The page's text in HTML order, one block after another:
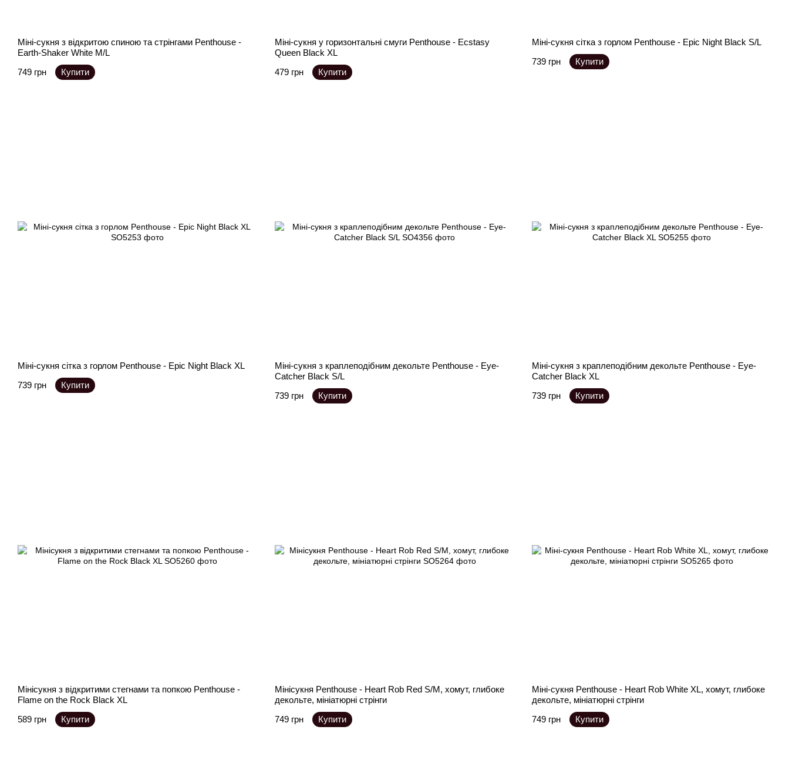
Міні-сукня з відкритою спиною та стрінгами Penthouse -
Earth-Shaker White M/L
749 грн
Купити
Міні-сукня у горизонтальні смуги Penthouse - Ecstasy
Queen Black XL
479 грн
Купити
Міні-сукня сітка з горлом Penthouse - Epic Night Black S/L
739 грн
Купити
Міні-сукня сітка з горлом Penthouse - Epic Night Black XL
739 грн
Купити
Міні-сукня з краплеподібним декольте Penthouse - Eye-
Catcher Black S/L
739 грн
Купити
Міні-сукня з краплеподібним декольте Penthouse - Eye-
Catcher Black XL
739 грн
Купити
Мінісукня з відкритими стегнами та попкою Penthouse -
Flame on the Rock Black XL
589 грн
Купити
Мінісукня Penthouse - Heart Rob Red S/M, хомут, глибоке
декольте, мініатюрні стрінги
749 грн
Купити
Міні-сукня Penthouse - Heart Rob White XL, хомут, глибоке
декольте, мініатюрні стрінги
749 грн
Купити